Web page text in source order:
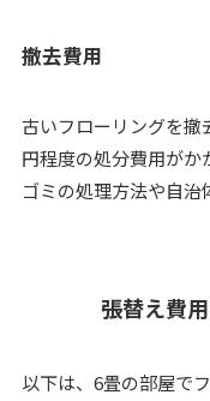
撤去費用
古いフローリングを撤
円程度の処分費用がか
ゴミの処理方法や自治
張替え費
以下は、6畳の部屋で